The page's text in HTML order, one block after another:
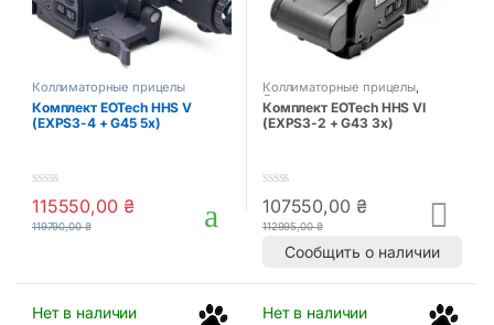
Коллиматорные прицелы
Комплект EOTech HHS V
(EXPS3-4 + G45 5x)
0
o
u
115550,00 ₴
119790,00₴
Коллиматорные прицелы,
Оптика и прицелы
Комплект EOTech HHS VI
(EXPS3-2 + G43 3x)
0
o
u
107550,00 ₴
112995,00₴
Сообщить о наличии
Нет в наличии Нет в наличии